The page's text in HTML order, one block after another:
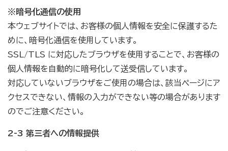
※暗号化通信の使用
本ウェブサイトでは、お客様の個人情報を安全に保護するた
めに、暗号化通信を使用しています。
SSL/TLS に対応したブラウザを使用することで、お客様の
個人情報を自動的に暗号化して送受信しています。
対応していないブラウザをご使用の場合は、該当ページにア
クセスできない、情報の入力ができない等の場合があります
のでご注意ください。
2-3 第三者への情報提供